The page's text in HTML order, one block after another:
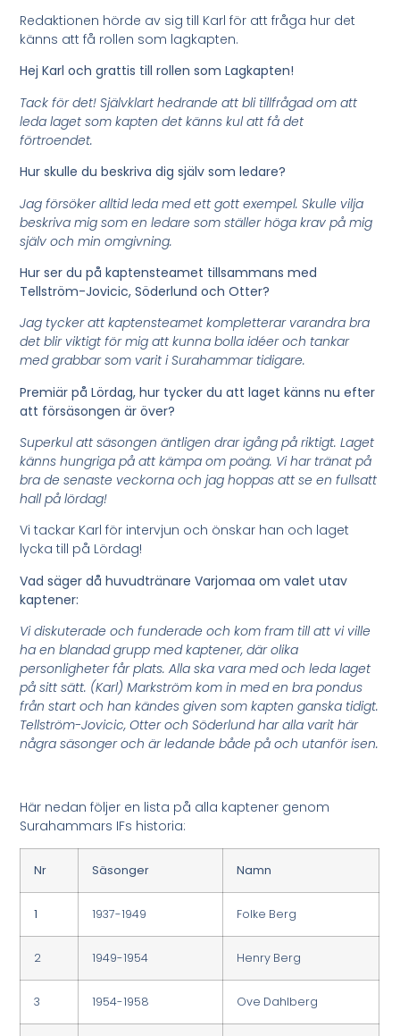
Redaktionen hörde av sig till Karl för att fråga hur det
känns att få rollen som lagkapten.
Hej Karl och grattis till rollen som Lagkapten!
Tack för det! Självklart hedrande att bli tillfrågad om att
leda laget som kapten det känns kul att få det
förtroendet.
Hur skulle du beskriva dig själv som ledare?
Jag försöker alltid leda med ett gott exempel. Skulle vilja
beskriva mig som en ledare som ställer höga krav på mig
själv och min omgivning.
Hur ser du på kaptensteamet tillsammans med
Tellström-Jovicic, Söderlund och Otter?
Jag tycker att kaptensteamet kompletterar varandra bra
det blir viktigt för mig att kunna bolla idéer och tankar
med grabbar som varit i Surahammar tidigare.
Premiär på Lördag, hur tycker du att laget känns nu efter
att försäsongen är över?
Superkul att säsongen äntligen drar igång på riktigt. Laget
känns hungriga på att kämpa om poäng. Vi har tränat på
bra de senaste veckorna och jag hoppas att se en fullsatt
hall på lördag!
Vi tackar Karl för intervjun och önskar han och laget
lycka till på Lördag!
Vad säger då huvudtränare Varjomaa om valet utav
kaptener:
Vi diskuterade och funderade och kom fram till att vi ville
ha en blandad grupp med kaptener, där olika
personligheter får plats. Alla ska vara med och leda laget
på sitt sätt. (Karl) Markström kom in med en bra pondus
från start och han kändes given som kapten ganska tidigt.
Tellström-Jovicic, Otter och Söderlund har alla varit här
några säsonger och är ledande både på och utanför isen.
Här nedan följer en lista på alla kaptener genom
Surahammars IFs historia:
Nr Säsonger Namn
1 1937-1949 Folke Berg
2 1949-1954 Henry Berg
3 1954-1958 Ove Dahlberg